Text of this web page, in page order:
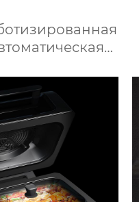
Робот
пищи
дома